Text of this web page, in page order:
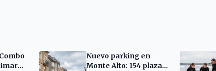
Nuevo parking en
Monte Alto: 154 plazas